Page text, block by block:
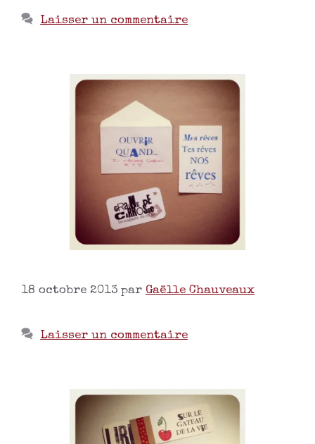
Laisser un commentaire
18 octobre 2013 par Gaëlle Chauveaux
Laisser un commentaire